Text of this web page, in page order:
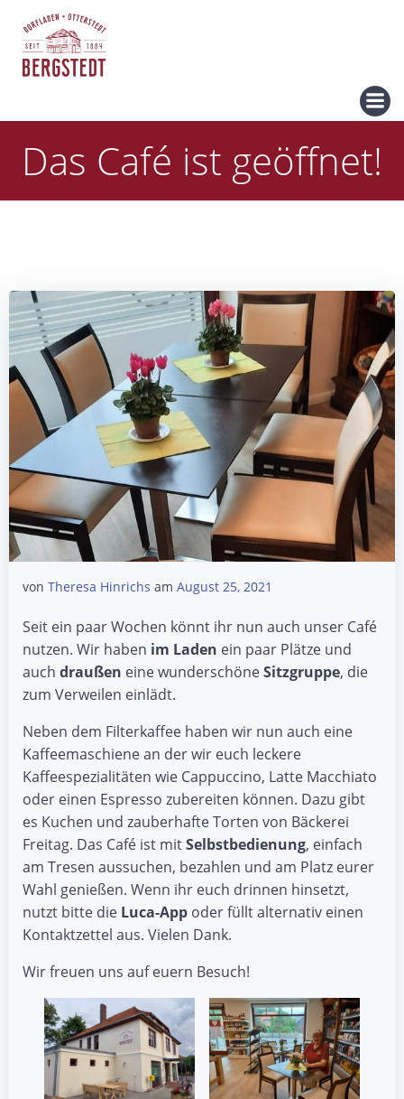
Das Café ist geöffnet!
von Theresa Hinrichs am August 25, 2021
Seit ein paar Wochen könnt ihr nun auch unser Café
nutzen. Wir haben im Laden ein paar Plätze und
auch draußen eine wunderschöneSitzgruppe, die
zum Verweilen einlädt.
Neben dem Filterkaffee haben wir nun auch eine
Kaffeemaschiene an der wir euch leckere
Kaffeespezialitäten wie Cappuccino, Latte Macchiato
oder einen Espresso zubereiten können. Dazu gibt
es Kuchen und zauberhafte Torten von Bäckerei
Freitag. Das Café ist mitSelbstbedienung, einfach
am Tresen aussuchen, bezahlen und am Platz eurer
Wahl genießen. Wenn ihr euch drinnen hinsetzt,
nutzt bitte die Luca-App oder füllt alternativ einen
Kontaktzettel aus. Vielen Dank.
Wir freuen uns auf euern Besuch!